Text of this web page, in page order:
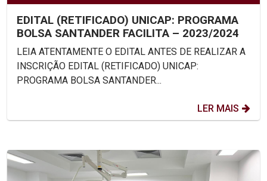
EDITAL (RETIFICADO) UNICAP: PROGRAMA
BOLSA SANTANDER FACILITA – 2023/2024
LEIA ATENTAMENTE O EDITAL ANTES DE REALIZAR A
INSCRIÇÃO EDITAL (RETIFICADO) UNICAP:
PROGRAMA BOLSA SANTANDER...
LER MAIS